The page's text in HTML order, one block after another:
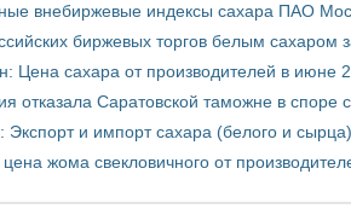
внебиржевые индексы сахара ПАО
биржевых торгов белым сахаром
Цена сахара от производителей в июне
отказала Саратовской таможне в
Экспорт и импорт сахара (белого и
жома свекловичного от